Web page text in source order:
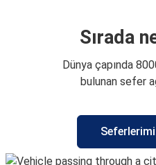
Sırada
Dünya çapında
bulunan sefer